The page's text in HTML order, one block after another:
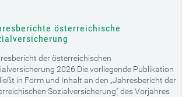
österreichische
der österreichischen
2026 Die vorliegende Publikation
in Form und Inhalt an den „Jahresbericht der
Sozialversicherung“ des Vorjahres